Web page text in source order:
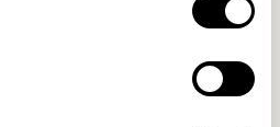
Redux Skrivebordsordner
Off white/Lys Gul/Petrol